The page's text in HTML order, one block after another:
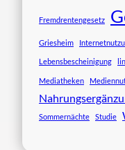
Fremdrentengesetz
Griesheim
Lebensbescheinigung
Mediatheken
Sommernächte Studie